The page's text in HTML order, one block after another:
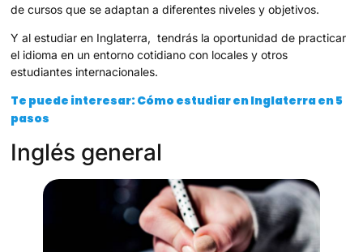
de cursos que se adaptan a diferentes niveles y objetivos.
Y al estudiar en Inglaterra, tendrás la oportunidad de practicar
el idioma en un entorno cotidiano con locales y otros
estudiantes internacionales.
Te puede interesar: Cómo estudiar en Inglaterra en 5
pasos
Inglés general